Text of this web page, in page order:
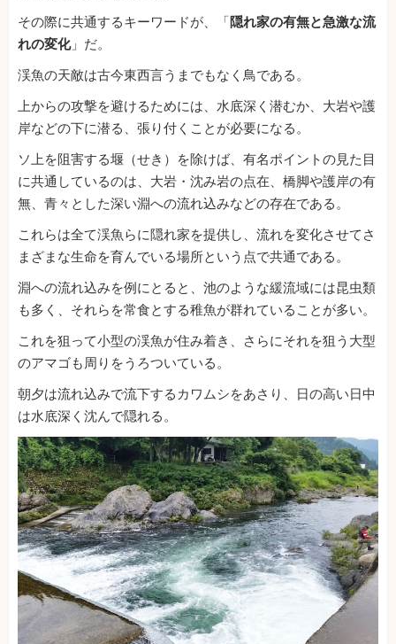
その際に共通するキーワードが、「隠れ家の有無と急激な流
れの変化」だ。
渓魚の天敵は古今東西言うまでもなく鳥である。
上からの攻撃を避けるためには、水底深く潜むか、大岩や護
岸などの下に潜る、張り付くことが必要になる。
ソ上を阻害する堰（せき）を除けば、有名ポイントの見た目
に共通しているのは、大岩・沈み岩の点在、橋脚や護岸の有
無、青々とした深い淵への流れ込みなどの存在である。
これらは全て渓魚らに隠れ家を提供し、流れを変化させてさ
まざまな生命を育んでいる場所という点で共通である。
淵への流れ込みを例にとると、池のような緩流域には昆虫類
も多く、それらを常食とする稚魚が群れていることが多い。
これを狙って小型の渓魚が住み着き、さらにそれを狙う大型
のアマゴも周りをうろついている。
朝夕は流れ込みで流下するカワムシをあさり、日の高い日中
は水底深く沈んで隠れる。